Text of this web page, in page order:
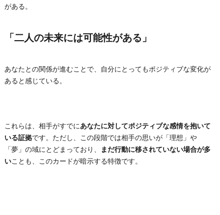
がある。
「二人の未来には可能性がある」
あなたとの関係が進むことで、自分にとってもポジティブな変化が
あると感じている。
これらは、相手がすでにあなたに対してポジティブな感情を抱いて
いる証拠です。ただし、この段階では相手の思いが「理想」や
「夢」の域にとどまっており、
まだ行動に移されていない場合が多
いことも、このカードが暗示する特徴です。